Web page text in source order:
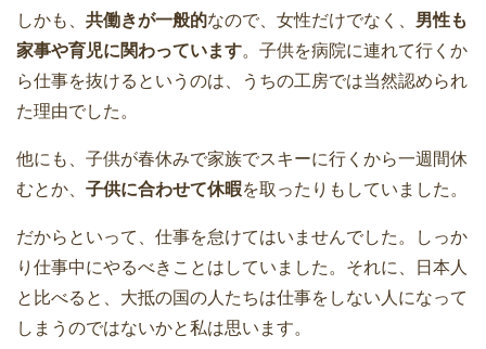
しかも、 共働きが一般的なので、女性だけでなく、 男性も
家事や育児に関わっています。子供を病院に連れて行くか
ら仕事を抜けるというのは、うちの工房では当然認められ
た理由でした。
他にも、子供が春休みで家族でスキーに行くから一週間休
むとか、 子供に合わせて休暇を取ったりもしていました。
だからといって、仕事を怠けてはいませんでした。しっか
り仕事中にやるべきことはしていました。それに、日本人
と比べると、大抵の国の人たちは仕事をしない人になって
しまうのではないかと私は思います。